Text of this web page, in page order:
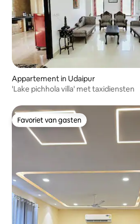
Appartement in Udaipur
'Lake pichhola villa' met taxidiensten
Favoriet van gasten
Favoriet van gasten